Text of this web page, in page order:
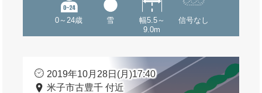
0～24歳 雪
幅5.5～
9.0m
信号なし
2019年10月28日(月)17:40
米子市古豊千 付近